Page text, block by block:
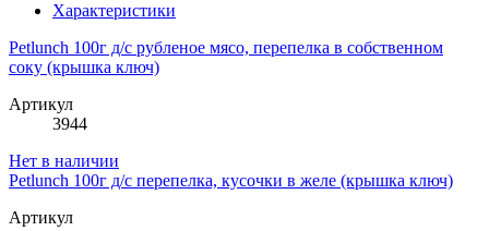
Характеристики
Petlunch 100г д/с рубленое мясо, перепелка в собственном
соку (крышка ключ)
Артикул
3944
Нет в наличии
Petlunch 100г д/с перепелка, кусочки в желе (крышка ключ)
Артикул